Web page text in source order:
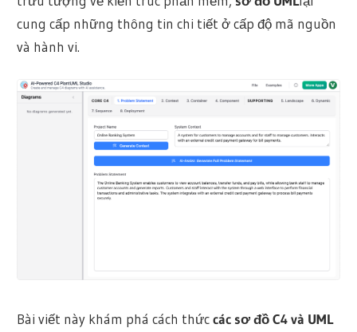
cung cấp những thông tin chi tiết ở cấp độ mã nguồn
và hành vi.
Bài viết này khám phá cách thứccác sơ đồ C4 và UML